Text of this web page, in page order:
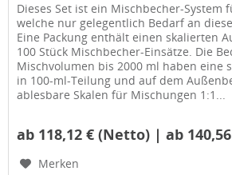
Dieses Set ist ein Mischbecher-System
welche nur gelegentlich Bedarf an
Eine Packung enthält einen skalierten
100 Stück Mischbecher-Einsätze. Die
Mischvolumen bis 2000 ml haben eine
in 100-ml-Teilung und auf dem
ablesbare Skalen für Mischungen 1:1...
ab 118,12 € (Netto) | ab
Merken